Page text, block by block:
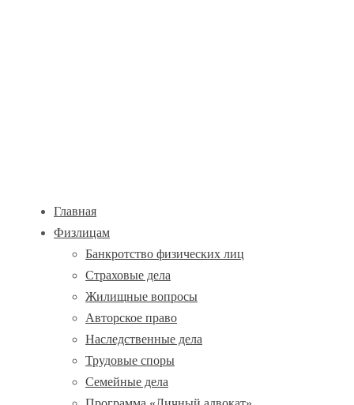
Главная
Физлицам
Банкротство физических лиц
Страховые дела
Жилищные вопросы
Авторское право
Наследственные дела
Трудовые споры
Семейные дела